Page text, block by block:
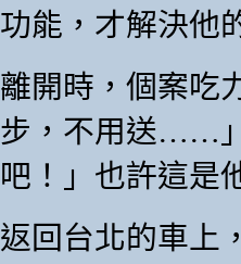
功能，才解決他
離開時，個案吃
步，不用送……
吧！」也許這是
返回台北的車上